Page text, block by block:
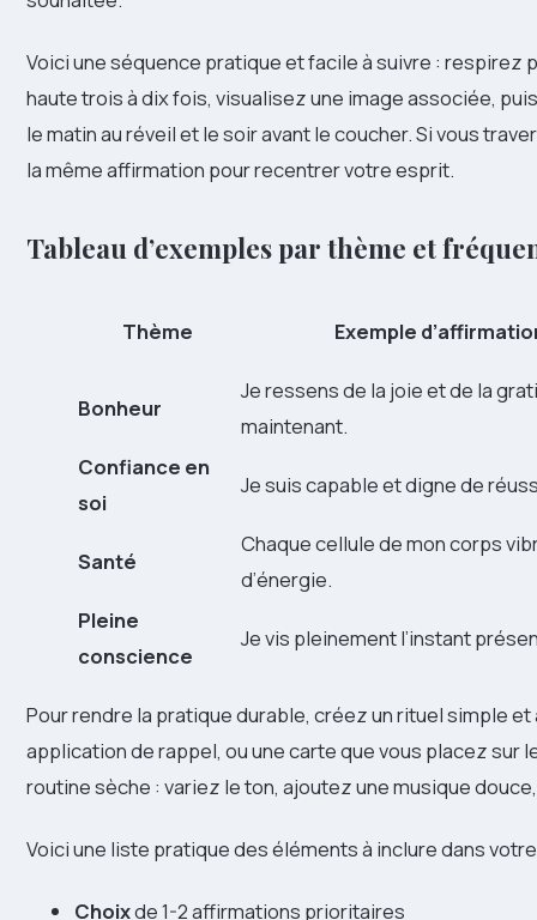
Voici une séquence pratique et facile à suivre : respirez
haute trois à dix fois, visualisez une image associée,
le matin au réveil et le soir avant le coucher. Si vous
la même affirmation pour recentrer votre esprit.
Tableau d’exemples par thème et
Thème Exemple
Bonheur
Je ressens de la joie et de la
maintenant.
Confiance en
soi
Je suis capable et digne de
Santé
Chaque cellule de mon corps
d’énergie.
Pleine
conscience
Je vis pleinement l’instant
Pour rendre la pratique durable, créez un rituel simple
application de rappel, ou une carte que vous placez sur
routine sèche : variez le ton, ajoutez une musique
Voici une liste pratique des éléments à inclure dans
Choixde 1-2 affirmations prioritaires